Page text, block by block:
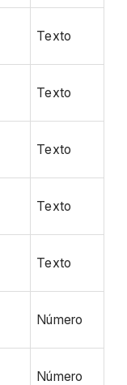
Texto
Texto
Texto
Texto
Texto
Número
Número